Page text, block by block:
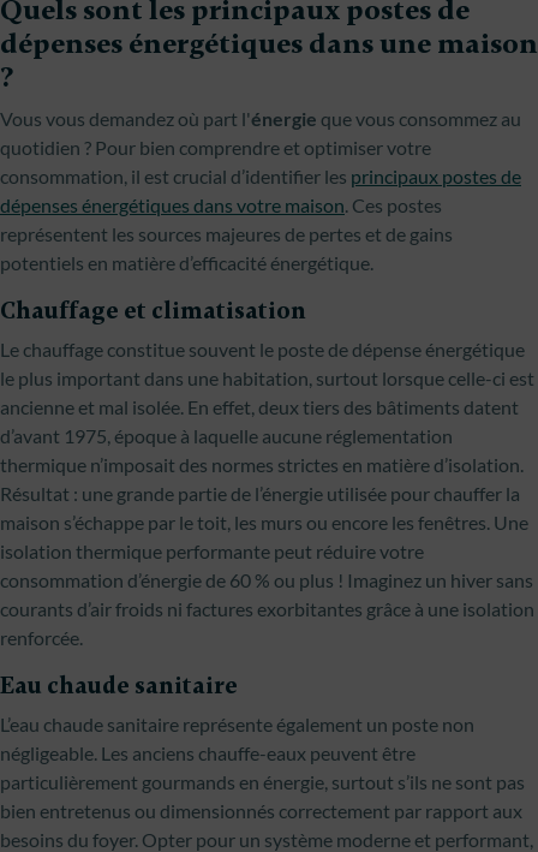
Quels sont les principaux postes de
dépenses énergétiques dans une maison
?
Vous vous demandez où part l'énergie que vous consommez au
quotidien ? Pour bien comprendre et optimiser votre
consommation, il est crucial d’identifier les principaux postes de
dépenses énergétiques dans votre maison. Ces postes
représentent les sources majeures de pertes et de gains
potentiels en matière d’efficacité énergétique.
Chauffage et climatisation
Le chauffage constitue souvent le poste de dépense énergétique
le plus important dans une habitation, surtout lorsque celle-ci est
ancienne et mal isolée. En effet, deux tiers des bâtiments datent
d’avant 1975, époque à laquelle aucune réglementation
thermique n’imposait des normes strictes en matière d’isolation.
Résultat : une grande partie de l’énergie utilisée pour chauffer la
maison s’échappe par le toit, les murs ou encore les fenêtres. Une
isolation thermique performante peut réduire votre
consommation d’énergie de 60 % ou plus ! Imaginez un hiver sans
courants d’air froids ni factures exorbitantes grâce à une isolation
renforcée.
Eau chaude sanitaire
L’eau chaude sanitaire représente également un poste non
négligeable. Les anciens chauffe-eaux peuvent être
particulièrement gourmands en énergie, surtout s’ils ne sont pas
bien entretenus ou dimensionnés correctement par rapport aux
besoins du foyer. Opter pour un système moderne et performant,